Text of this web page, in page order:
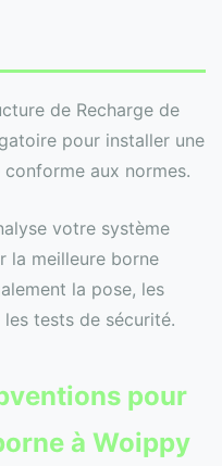
de Recharge de
pour installer une
aux normes.
votre système
la meilleure borne
la pose, les
tests de sécurité.
pour
à Woippy